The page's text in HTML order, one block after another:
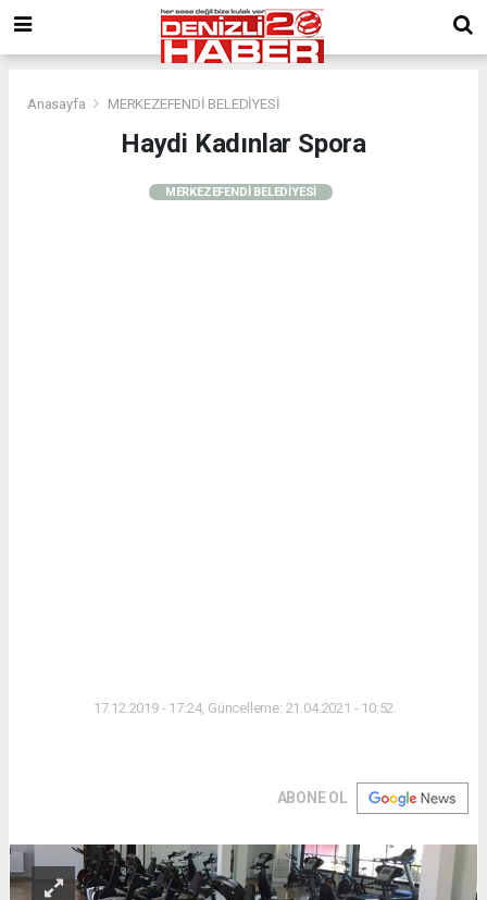
Anasayfa MERKEZEFENDİ BELEDİYESİ
Haydi Kadınlar Spora
MERKEZEFENDİ BELEDİYESİ
17.12.2019 - 17:24, Güncelleme: 21.04.2021 - 10:52
ABONE OL